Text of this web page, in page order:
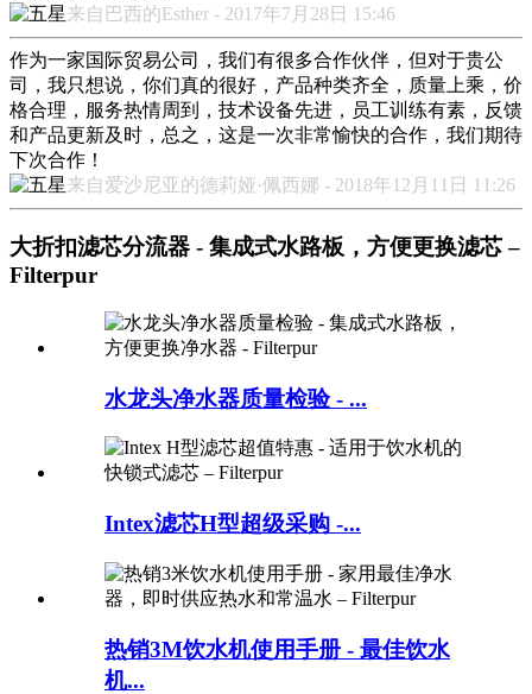
来自巴西的Esther - 2017年7月28日 15:46
作为一家国际贸易公司，我们有很多合作伙伴，但对于贵公
司，我只想说，你们真的很好，产品种类齐全，质量上乘，价
格合理，服务热情周到，技术设备先进，员工训练有素，反馈
和产品更新及时，总之，这是一次非常愉快的合作，我们期待
下次合作！
来自爱沙尼亚的德莉娅·佩西娜 - 2018年12月11日 11:26
大折扣滤芯分流器 - 集成式水路板，方便更换滤芯 –
Filterpur
水龙头净水器质量检验 - ...
Intex滤芯H型超级采购 -...
热销3M饮水机使用手册 - 最佳饮水
机...